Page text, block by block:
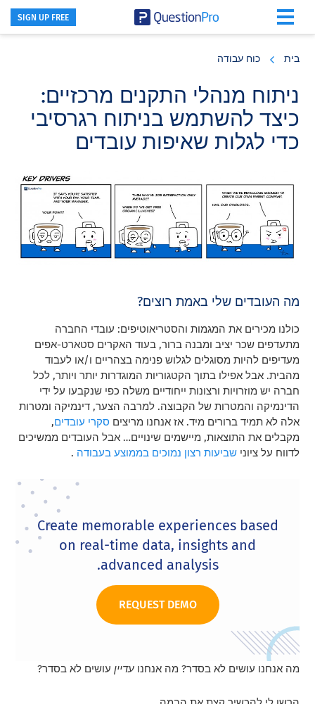
SIGN UP FREE
בית כוח עבודה
ניתוח מנהלי התקנים מרכזיים:
כיצד להשתמש בניתוח רגרסיבי
כדי לגלות שאיפות עובדים
מה העובדים שלי באמת רוצים?
כולנו מכירים את המגמות והסטריאוטיפים: עובדי החברה
מתעדפים שכר יציב ומבנה ברור, בעוד האקרים סטארט-אפים
מעדיפים להיות מסוגלים לגלוש פנימה בצהריים ו/או לעבוד
מהבית. אבל אפילו בתוך הקטגוריות המוגדרות יותר ויותר, לכל
חברה יש מוזרויות ורצונות ייחודיים משלה כפי שנקבעו על ידי
הדינמיקה והמטרות של הקבוצה. למרבה הצער, דינמיקה ומטרות
אלה לא תמיד ברורים מיד. אז אנחנו מריצים סקרי עובדים,
מקבלים את התוצאות, מיישמים שינויים… אבל העובדים ממשיכים
לדווח על ציונישביעות רצון נמוכים בממוצע בעבודה .
Create memorable experiences based
on real-time data, insights and
advanced analysis.
REQUEST DEMO
מה אנחנו עושים לא בסדר? מה אנחנועדיין עושים לא בסדר?